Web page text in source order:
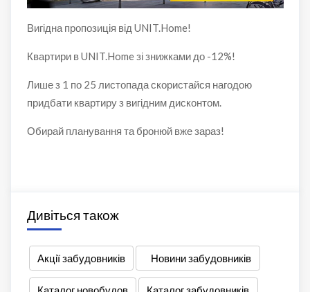
Вигідна пропозиція від UNIT.Home!
Квартири в UNIT.Home зі знижками до -12%!
Лише з 1 по 25 листопада скористайся нагодою
придбати квартиру з вигідним дисконтом.
Обирай планування та бронюй вже зараз!
Дивіться також
Акції забудовників Новини забудовників